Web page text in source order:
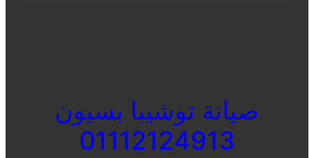
صيانة توشيبا بسيون
01112124913